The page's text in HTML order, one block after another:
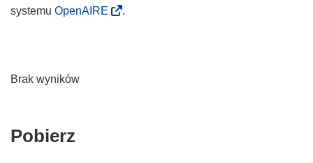
systemu OpenAIRE .
Brak wyników
Pobierz